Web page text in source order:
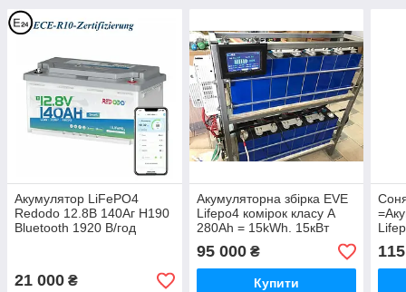
Акумулятор LiFePO4
Redodo 12.8В 140Аг H190
Bluetooth 1920 В/год
21 000 ₴
Акумуляторна збірка EVE
Lifepo4 комірок класу А
280Ah = 15kWh. 15кВт
годин
95 000₴
Купити
48В